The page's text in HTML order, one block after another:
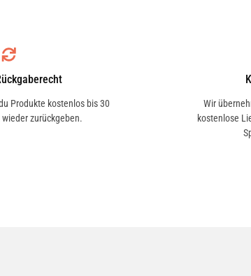
Produkte kostenlos bis 30
zurückgeben.
Wir
kostenlose